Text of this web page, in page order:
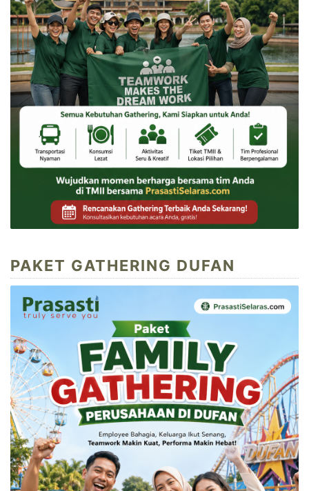
PAKET GATHERING DUFAN